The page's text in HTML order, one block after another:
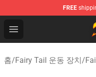
FREE
Open menu
Fairy Tail Store -
홈/Fairy Tail 운동 장치/